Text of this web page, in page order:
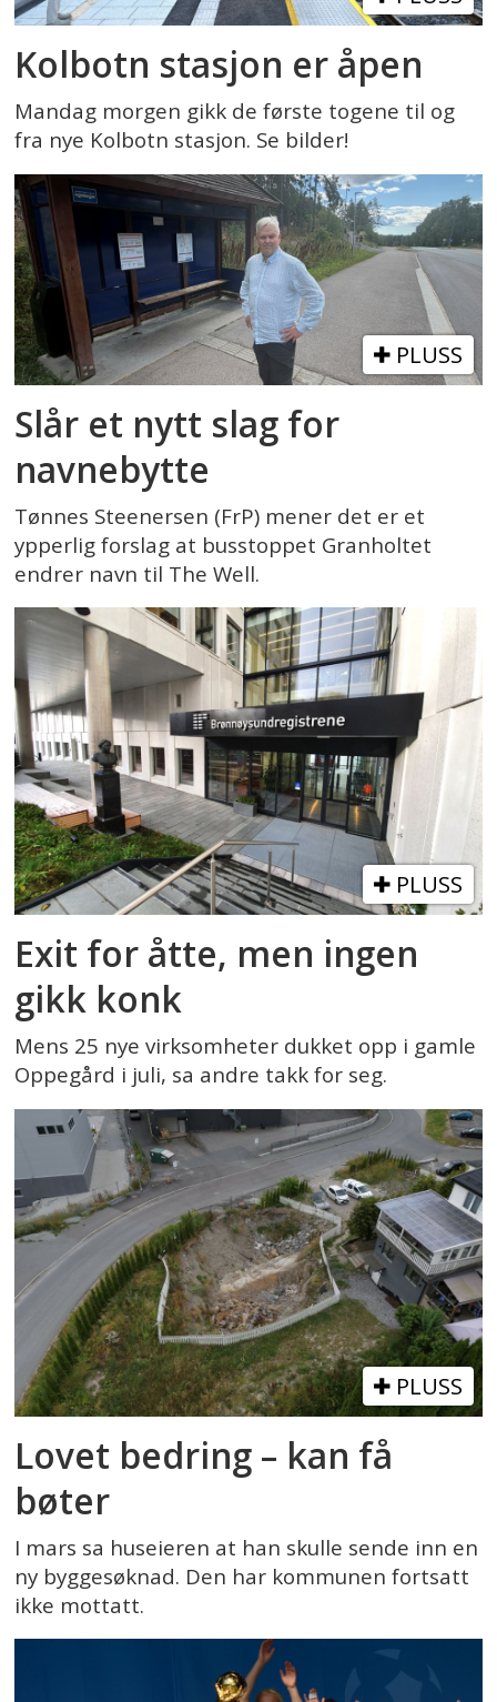
Kolbotn stasjon er åpen
Mandag morgen gikk de første togene til og
fra nye Kolbotn stasjon. Se bilder!
PLUSS
Slår et nytt slag for
navnebytte
Tønnes Steenersen (FrP) mener det er et
ypperlig forslag at busstoppet Granholtet
endrer navn til The Well.
PLUSS
Exit for åtte, men ingen
gikk konk
Mens 25 nye virksomheter dukket opp i gamle
Oppegård i juli, sa andre takk for seg.
PLUSS
Lovet bedring – kan få
bøter
I mars sa huseieren at han skulle sende inn en
ny byggesøknad. Den har kommunen fortsatt
ikke mottatt.